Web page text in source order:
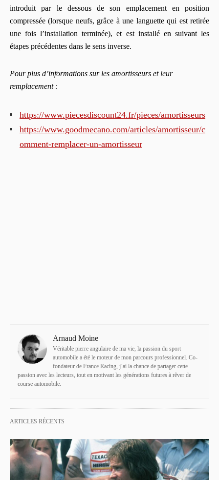
introduit par le dessous de son emplacement en position
compressée (lorsque neufs, grâce à une languette qui est retirée
une fois l’installation terminée), et est installé en suivant les
étapes précédentes dans le sens inverse.
Pour plus d’informations sur les amortisseurs et leur
remplacement :
https://www.piecesdiscount24.fr/pieces/amortisseurs
https://www.goodmecano.com/articles/amortisseur/c
omment-remplacer-un-amortisseur
Arnaud Moine
Véritable pierre angulaire de ma vie, la passion du sport
automobile a été le moteur de mon parcours professionnel. Co-
fondateur de France Racing, j’ai la chance de partager cette
passion avec les lecteurs, tout en motivant les générations futures à rêver de
course automobile.
ARTICLES RÉCENTS